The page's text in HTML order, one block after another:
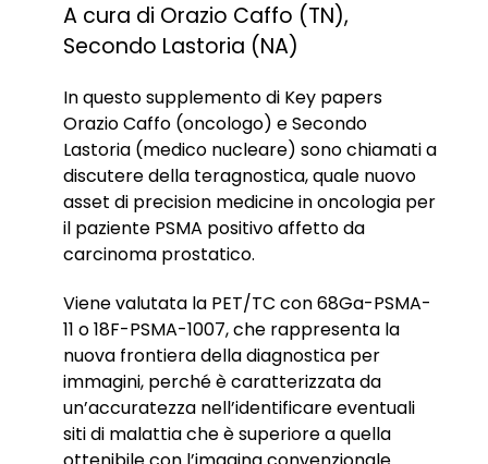
A cura di Orazio Caffo (TN),
Secondo Lastoria (NA)
In questo supplemento di Key papers
Orazio Caffo (oncologo) e Secondo
Lastoria (medico nucleare) sono chiamati a
discutere della teragnostica, quale nuovo
asset di precision medicine in oncologia per
il paziente PSMA positivo affetto da
carcinoma prostatico.
Viene valutata la PET/TC con 68Ga-PSMA-
11 o 18F-PSMA-1007, che rappresenta la
nuova frontiera della diagnostica per
immagini, perché è caratterizzata da
un’accuratezza nell’identificare eventuali
siti di malattia che è superiore a quella